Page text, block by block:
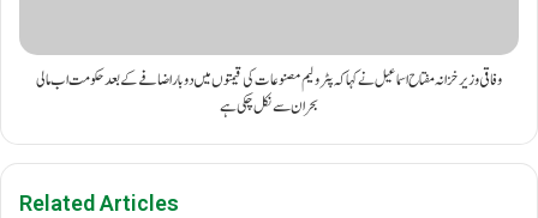
وفاقی وزیر خزانہ مفتاح اسماعیل نے کہا کہ پٹرولیم مصنوعات کی قیمتوں میں دو بار اضافے کے بعد حکومت اب مالی
بحران سے نکل چکی ہے
Related Articles